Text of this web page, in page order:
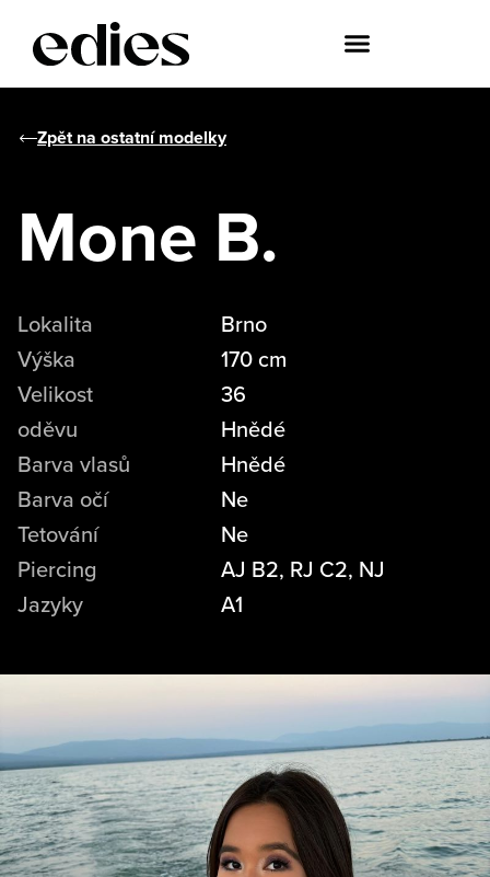
Zpět na ostatní modelky
Mone B.
Lokalita
Výška
Velikost
oděvu
Barva vlasů
Barva očí
Tetování
Piercing
Jazyky
Brno
170 cm
36
Hnědé
Hnědé
Ne
Ne
AJ B2, RJ C2, NJ
A1